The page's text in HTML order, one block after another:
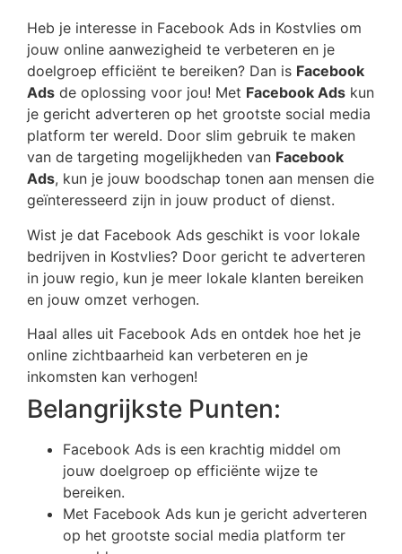
Heb je interesse in Facebook Ads in Kostvlies om
jouw online aanwezigheid te verbeteren en je
doelgroep efficiënt te bereiken? Dan is Facebook
Ads de oplossing voor jou! Met Facebook Ads kun
je gericht adverteren op het grootste social media
platform ter wereld. Door slim gebruik te maken
van de targeting mogelijkheden van Facebook
Ads, kun je jouw boodschap tonen aan mensen die
geïnteresseerd zijn in jouw product of dienst.
Wist je dat Facebook Ads geschikt is voor lokale
bedrijven in Kostvlies? Door gericht te adverteren
in jouw regio, kun je meer lokale klanten bereiken
en jouw omzet verhogen.
Haal alles uit Facebook Ads en ontdek hoe het je
online zichtbaarheid kan verbeteren en je
inkomsten kan verhogen!
Belangrijkste Punten:
Facebook Ads is een krachtig middel om
jouw doelgroep op efficiënte wijze te
bereiken.
Met Facebook Ads kun je gericht adverteren
op het grootste social media platform ter